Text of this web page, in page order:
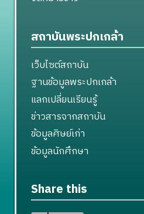
สถาบันพระปกเกล้า
เว็บไซต์สถาบัน
ฐานข้อมูลพระปกเกล้า
แลกเปลี่ยนเรียนรู้
ข่าวสารจากสถาบัน
ข้อมูลศิษย์เก่า
ข้อมูลนักศึกษา
Share this